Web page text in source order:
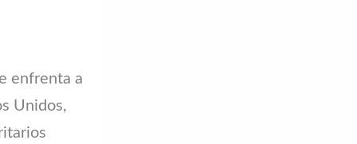
enfrenta a
Unidos,